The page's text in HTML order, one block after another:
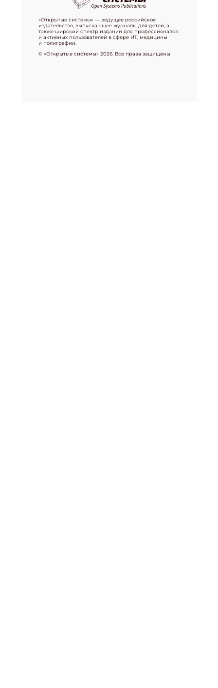
«Открытые системы» — ведущее российское
издательство, выпускающее журналы для детей, а
также широкий спектр изданий для профессионалов
и активных пользователей в сфере ИТ, медицины
и полиграфии.
© «Открытые системы» 2026. Все права защищены